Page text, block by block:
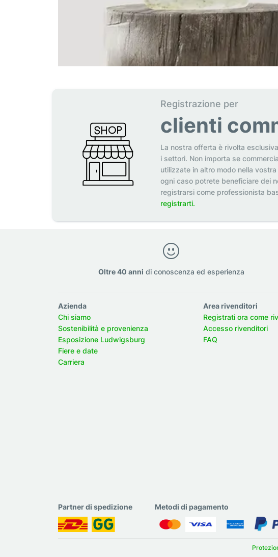
Registrazione per
clienti
La nostra offerta è rivolta
i settori. Non importa se
utilizzate in altro modo nella
ogni caso potrete beneficiare dei
registrarsi come professionista
registrarti.
Oltre 40 anni di conoscenza ed esperienza
Azienda
Chi siamo
Sostenibilità e provenienza
Esposizione Ludwigsburg
Fiere e date
Carriera
Area rivenditori
Registrati ora come
Accesso rivenditori
FAQ
Partner di spedizione Metodi di pagamento